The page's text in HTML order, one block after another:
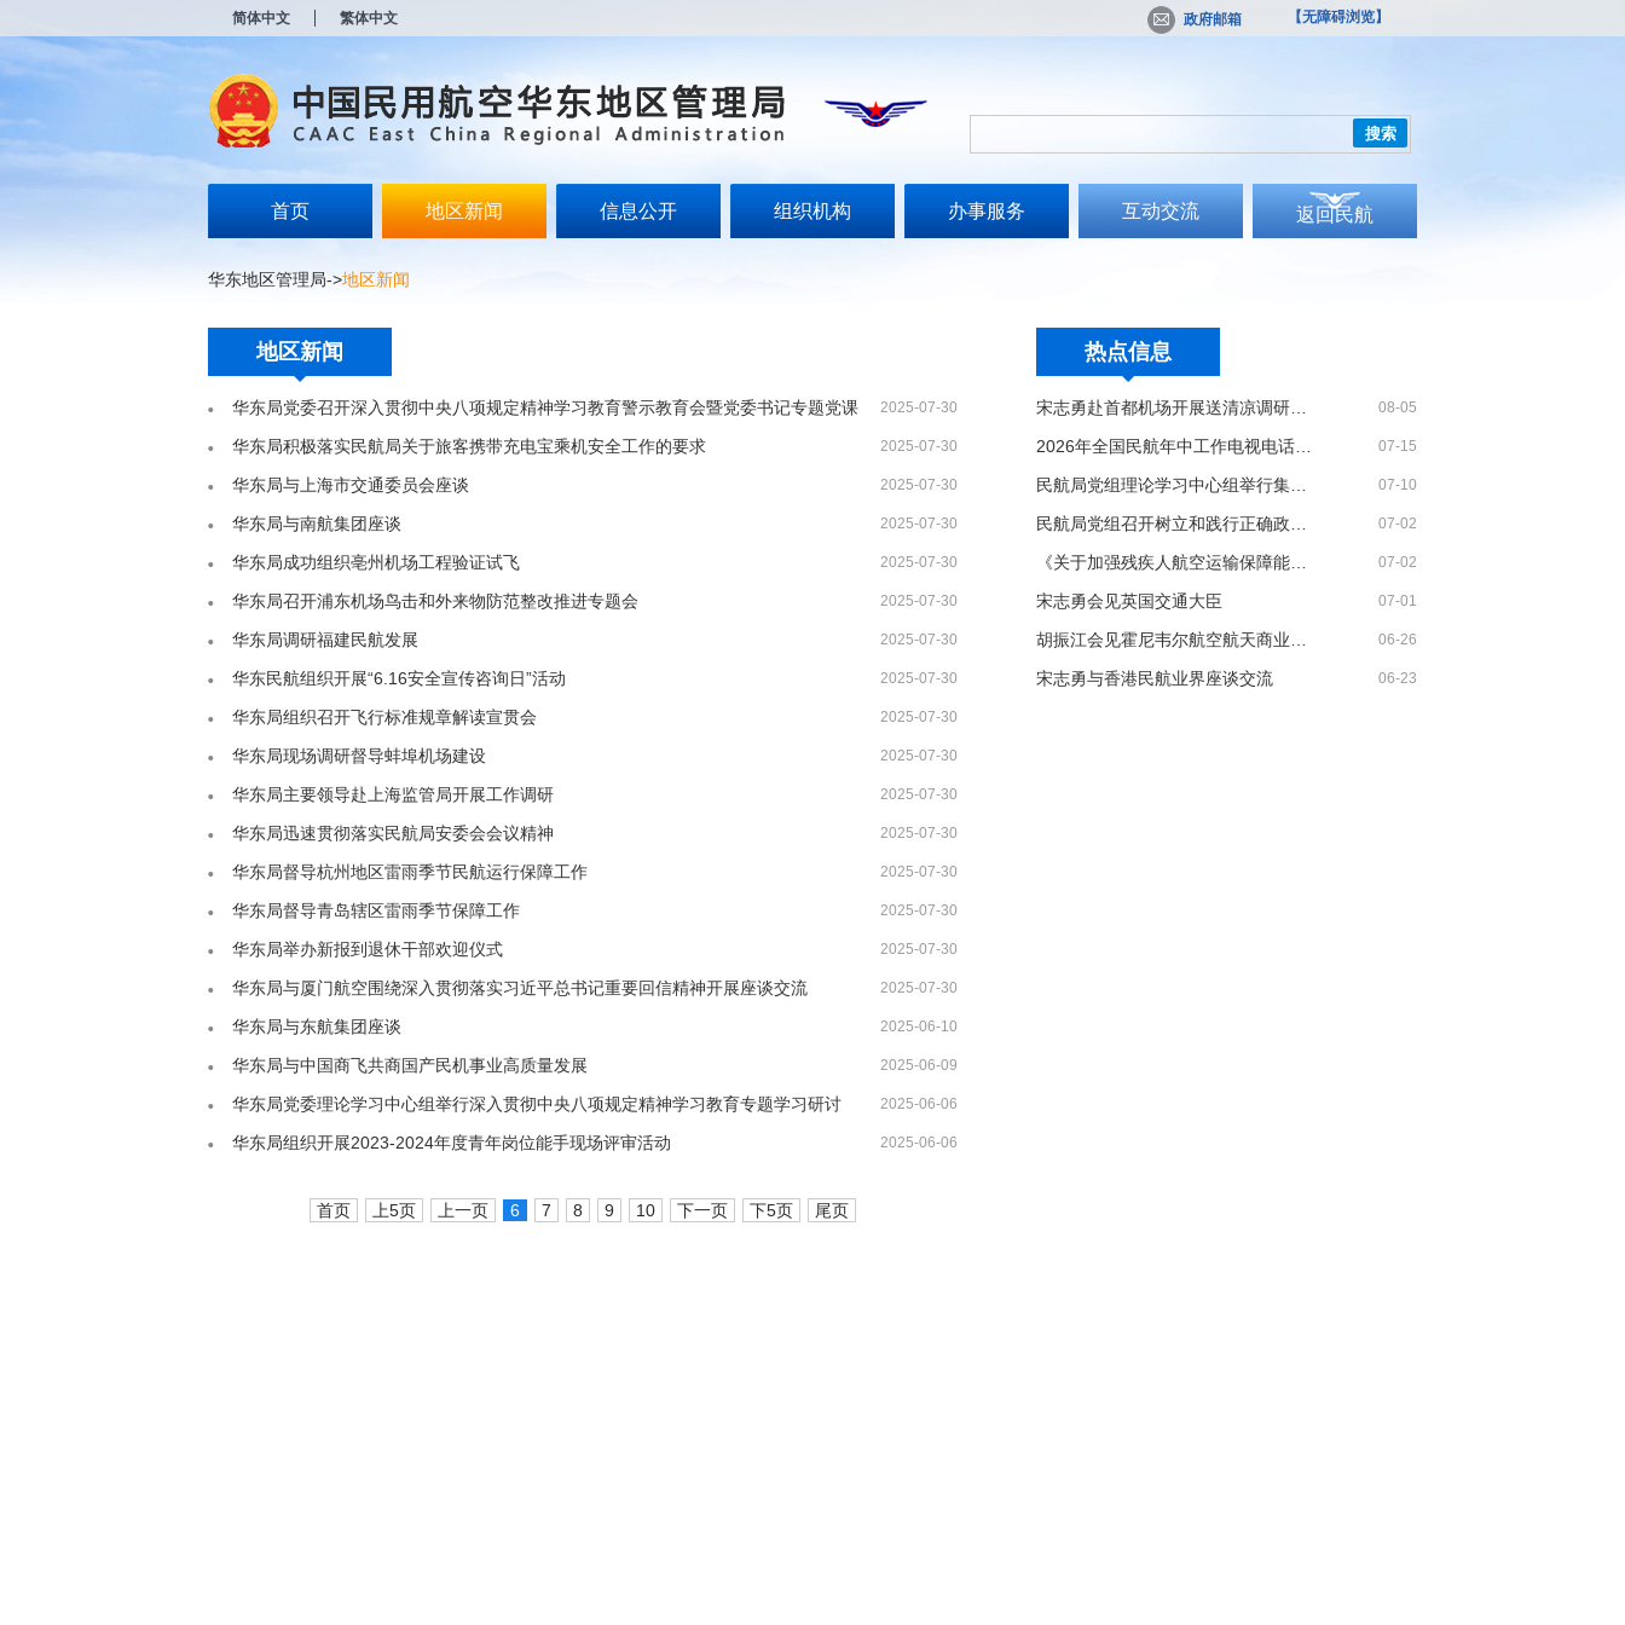
简体中文 繁体中文 政府邮箱 【无障碍浏览】
搜索
首页 地区新闻 信息公开 组织机构 办事服务 互动交流 返回民航
华东地区管理局->地区新闻
热点信息
08-05
07-15
07-10
07-02
07-02
宋志勇会见英国交通大臣 07-01
06-26
宋志勇与香港民航业界座谈交流 06-23
地区新闻
华东局党委召开深入贯彻中央八项规定精神学习教育警示教育会暨党委书记专题党课 2025-07-30
华东局积极落实民航局关于旅客携带充电宝乘机安全工作的要求 2025-07-30
华东局与上海市交通委员会座谈 2025-07-30
华东局与南航集团座谈 2025-07-30
华东局成功组织亳州机场工程验证试飞 2025-07-30
华东局召开浦东机场鸟击和外来物防范整改推进专题会 2025-07-30
华东局调研福建民航发展 2025-07-30
华东民航组织开展“6.16安全宣传咨询日”活动 2025-07-30
华东局组织召开飞行标准规章解读宣贯会 2025-07-30
华东局现场调研督导蚌埠机场建设 2025-07-30
华东局主要领导赴上海监管局开展工作调研 2025-07-30
华东局迅速贯彻落实民航局安委会会议精神 2025-07-30
华东局督导杭州地区雷雨季节民航运行保障工作 2025-07-30
华东局督导青岛辖区雷雨季节保障工作 2025-07-30
华东局举办新报到退休干部欢迎仪式 2025-07-30
华东局与厦门航空围绕深入贯彻落实习近平总书记重要回信精神开展座谈交流 2025-07-30
华东局与东航集团座谈 2025-06-10
华东局与中国商飞共商国产民机事业高质量发展 2025-06-09
华东局党委理论学习中心组举行深入贯彻中央八项规定精神学习教育专题学习研讨 2025-06-06
华东局组织开展2023-2024年度青年岗位能手现场评审活动 2025-06-06
首页 上5页 上一页 6 7 8 9 10 下一页 下5页 尾页
打
无
障